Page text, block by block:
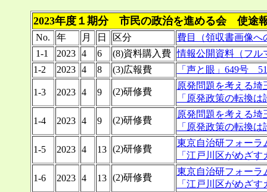
2023年度１期分 市民の政治を進める会 使途
No. 年 月 日 区分
費目（領収書画像へ
1-1
2023 4 6 (8)資料購入費 情報公開資料（フル
1-2
2023 4 8 (3)広報費 「声と眼」649号
1-3 2023 4 9 (2)研修費
原発問題を考える埼
「原発政策の転換
1-4 2023 4 9 (2)研修費
原発問題を考える埼
「原発政策の転換
1-5 2023 4 13 (2)研修費
東京自治研フォーラ
「江戸川区がめざ
1-6 2023 4 13 (2)研修費
東京自治研フォーラ
「江戸川区がめざ